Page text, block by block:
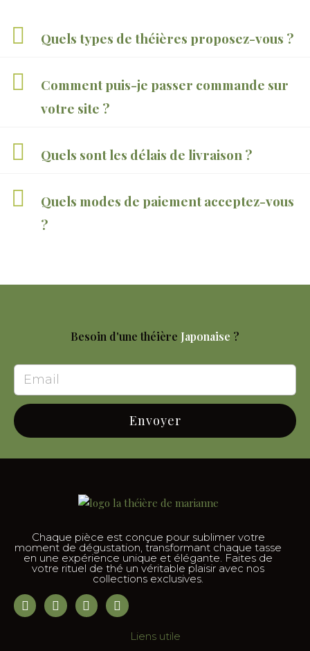
Quels types de théières proposez-vous ?
Comment puis-je passer commande sur
votre site ?
Quels sont les délais de livraison ?
Quels modes de paiement acceptez-vous
?
Besoin d'une théière Japonaise ?
Envoyer
Chaque pièce est conçue pour sublimer votre
moment de dégustation, transformant chaque tasse
en une expérience unique et élégante. Faites de
votre rituel de thé un véritable plaisir avec nos
collections exclusives.
Liens utile